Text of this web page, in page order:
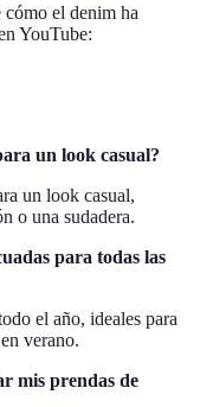
cómo el denim ha
YouTube:
un look casual?
un look casual,
o una sudadera.
para todas las
el año, ideales para
verano.
mis prendas de